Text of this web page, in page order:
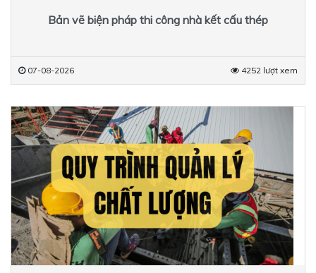
Bản vẽ biện pháp thi công nhà kết cấu thép
07-08-2026 4252 lượt xem